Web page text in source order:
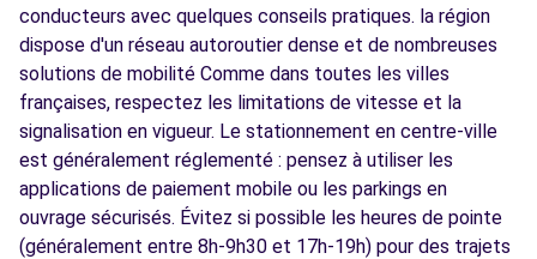
conducteurs avec quelques conseils pratiques. la région
dispose d'un réseau autoroutier dense et de nombreuses
solutions de mobilité Comme dans toutes les villes
françaises, respectez les limitations de vitesse et la
signalisation en vigueur. Le stationnement en centre-ville
est généralement réglementé : pensez à utiliser les
applications de paiement mobile ou les parkings en
ouvrage sécurisés. Évitez si possible les heures de pointe
(généralement entre 8h-9h30 et 17h-19h) pour des trajets